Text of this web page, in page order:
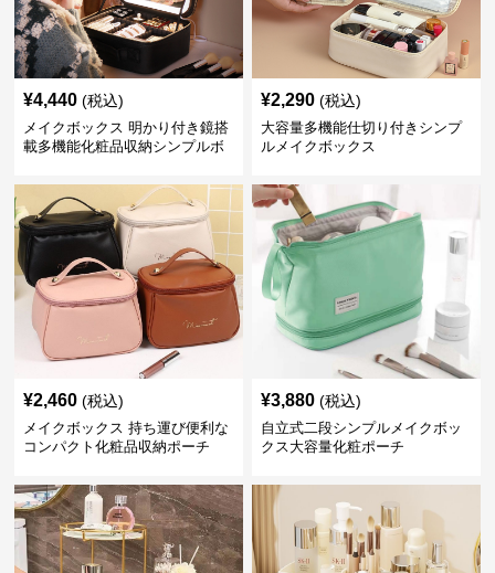
¥4,440 (税込)
メイクボックス 明かり付き鏡搭
載多機能化粧品収納シンプルボ
¥2,290 (税込)
大容量多機能仕切り付きシンプ
ルメイクボックス
¥2,460 (税込)
メイクボックス 持ち運び便利な
コンパクト化粧品収納ポーチ
¥3,880 (税込)
自立式二段シンプルメイクボッ
クス大容量化粧ポーチ